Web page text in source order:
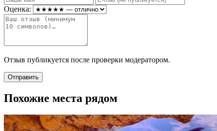
Оценка:
Отзыв публикуется после проверки модератором.
Отправить
Похожие места рядом